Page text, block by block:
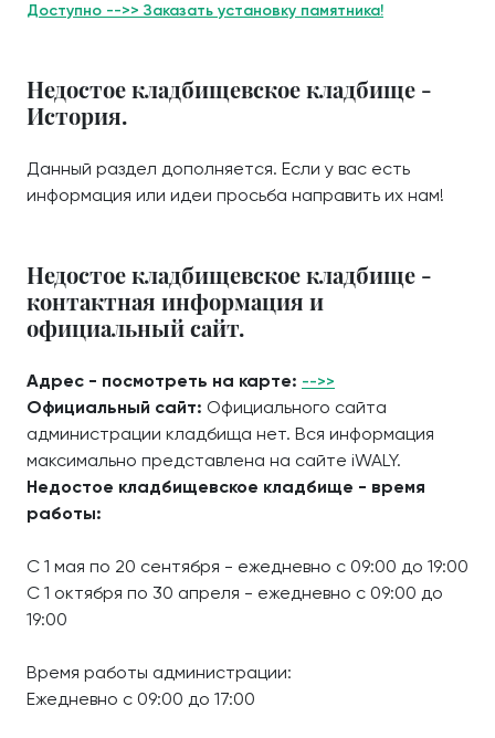
Доступно -->> Заказать установку памятника!
Недостое кладбищевское кладбище -
История.
Данный раздел дополняется. Если у вас есть
информация или идеи просьба направить их нам!
Недостое кладбищевское кладбище -
контактная информация и
официальный сайт.
Адрес - посмотреть на карте: -->>
Официальный сайт: Официального сайта
администрации кладбища нет. Вся информация
максимально представлена на сайте iWALY.
Недостое кладбищевское кладбище - время
работы:
С 1 мая по 20 сентября - ежедневно с 09:00 до 19:00
С 1 октября по 30 апреля - ежедневно с 09:00 до
19:00
Время работы администрации:
Ежедневно с 09:00 до 17:00